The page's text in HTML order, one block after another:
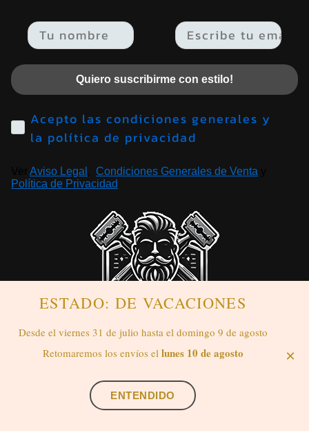
Email
Quiero suscribirme con estilo!
Acepto las condiciones generales y
la política de privacidad
Aviso Legal Condiciones Generales de Venta
Política de Privacidad
aromas y el ritual del afeitado clásico.
Tras años de aprendizaje junto a los maestros artesanos de
ESTADO: DE VACACIONES
Desde el viernes 31 de julio hasta el domingo 9 de agosto
Retomaremos los envíos el lunes 10 de agosto
ENTENDIDO
×